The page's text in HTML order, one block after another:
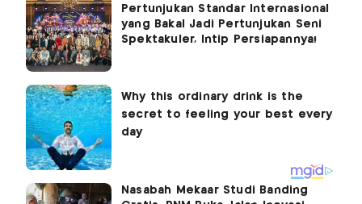
Pertunjukan Standar Internasional
yang Bakal Jadi Pertunjukan Seni
Spektakuler, Intip Persiapannya!
Nasabah Mekaar Studi Banding